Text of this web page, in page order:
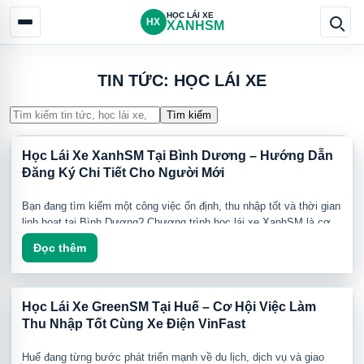
HX
HỌC LÁI XE
XANHSM
TIN TỨC: HỌC LÁI XE
Tìm kiếm
Học Lái Xe XanhSM Tại Bình Dương – Hướng Dẫn
Đăng Ký Chi Tiết Cho Người Mới
Bạn đang tìm kiếm một công việc ổn định, thu nhập tốt và thời gian
linh hoạt tại Bình Dương? Chương trình học lái xe XanhSM là cơ
hội giúp bạn nhanh chóng trở thành tài xế xe điện chuyên nghiệp và
gia nhập hệ sinh thái vận tải xanh đang phát triển mạnh tại Việt
Nam.
Dù bạn chưa từng chạy xe công nghệ hay đã có kinh nghiệm, đội
ngũ XanhSM sẽ hướng dẫn từ A-Z để bạn tự tin bắt đầu công việc.
Đọc thêm
Học Lái Xe GreenSM Tại Huế – Cơ Hội Việc Làm
Thu Nhập Tốt Cùng Xe Điện VinFast
Huế đang từng bước phát triển mạnh về du lịch, dịch vụ và giao